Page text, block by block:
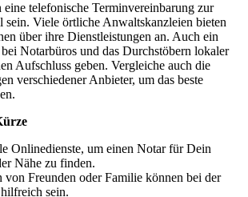
telefonische Terminvereinbarung zur
sein. Viele örtliche Anwaltskanzleien bieten
über ihre Dienstleistungen an. Auch ein
Notarbüros und das Durchstöbern lokaler
Aufschluss geben. Vergleiche auch die
verschiedener Anbieter, um das beste
Onlinedienste, um einen Notar für Dein
Nähe zu finden.
von Freunden oder Familie können bei der
sein.